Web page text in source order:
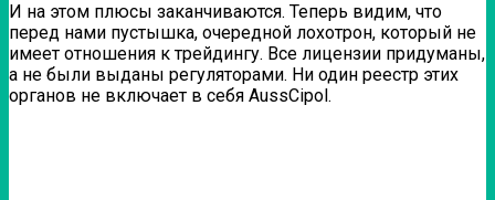
И на этом плюсы заканчиваются. Теперь видим, что
перед нами пустышка, очередной лохотрон, который не
имеет отношения к трейдингу. Все лицензии придуманы,
а не были выданы регуляторами. Ни один реестр этих
органов не включает в себя AussCipol.